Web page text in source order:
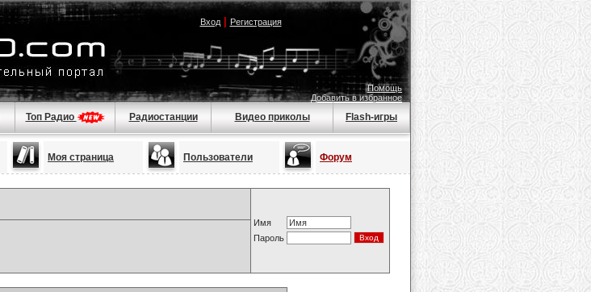
Вход| Регистрация
Помощь
Добавить в избранное
Топ Радио Радиостанции Видео приколы Flash-игры
Моя страница Пользователи Форум
Имя
Пароль